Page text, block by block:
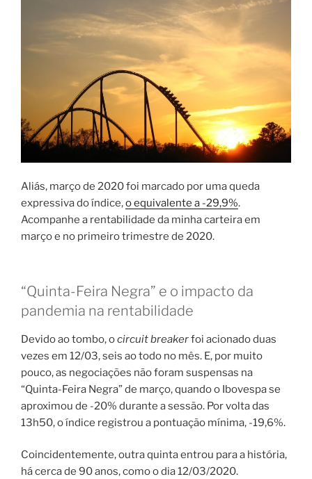
Aliás, março de 2020 foi marcado por uma queda
expressiva do índice,o equivalente a -29,9%.
Acompanhe a rentabilidade da minha carteira em
março e no primeiro trimestre de 2020.
“Quinta-Feira Negra” e o impacto da
pandemia na rentabilidade
Devido ao tombo, ocircuit breakerfoi acionado duas
vezes em 12/03, seis ao todo no mês. E, por muito
pouco, as negociações não foram suspensas na
“Quinta-Feira Negra” de março, quando o Ibovespa se
aproximou de -20% durante a sessão. Por volta das
13h50, o índice registrou a pontuação mínima, -19,6%.
Coincidentemente, outra quinta entrou para a história,
há cerca de 90 anos, como o dia 12/03/2020.